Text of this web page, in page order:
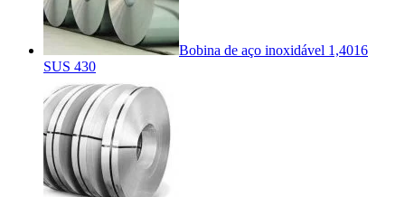
Bobina de aço inoxidável 1,4016
SUS 430